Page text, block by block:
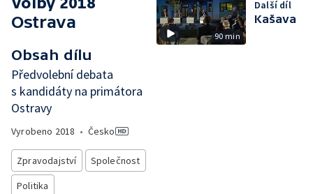
Ostrava
Obsah dílu
Předvolební debata
s kandidáty na primátora
Ostravy
Vyrobeno 2018 • Česko
Zpravodajství
Společnost
Politika
90 min
Další díl
Kašava